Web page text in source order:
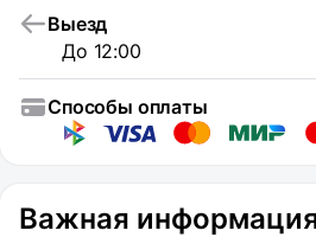
Выезд
До 12:00
Способы оплаты
Важная